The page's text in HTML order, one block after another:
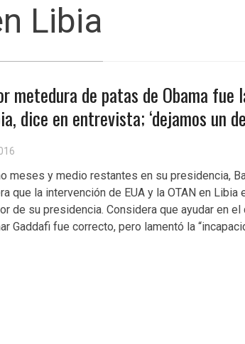
Libia
metedura de patas de Obama fue
dice en entrevista; ‘dejamos un
meses y medio restantes en su presidencia,
que la intervención de EUA y la OTAN en Libia
de su presidencia. Considera que ayudar en
Gaddafi fue correcto, pero lamentó la